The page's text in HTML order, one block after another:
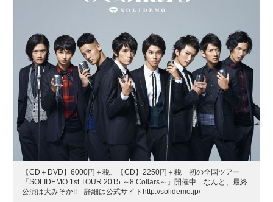
【CD＋DVD】6000円＋税、【CD】2250円＋税 初の全国ツアー
『SOLIDEMO 1st TOUR 2015 ～8 Collars～』開催中 なんと、最終
公演は大みそか!! 詳細は公式サイトhttp://solidemo.jp/